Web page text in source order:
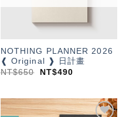
NOTHING PLANNER 2026
❰ Original ❱ 日計畫
NT$650 NT$490